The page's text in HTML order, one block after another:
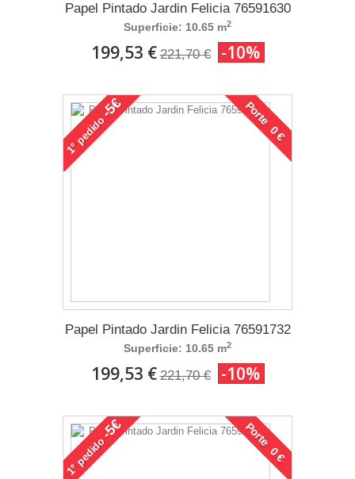
Papel Pintado Jardin Felicia 76591630
Superficie: 10.65 m2
199,53 € 221,70 € -10%
1°
pedido
-5€ Porte 0 €
Papel Pintado Jardin Felicia 76591732
Superficie: 10.65 m2
199,53 € 221,70 € -10%
1°
pedido
-5€ Porte 0 €